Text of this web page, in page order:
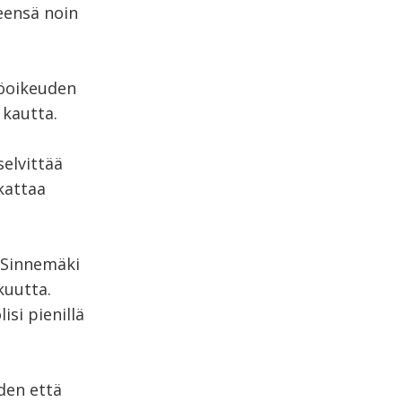
noin
pienillä
että